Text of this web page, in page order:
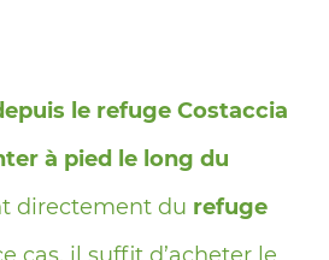
le refuge Costaccia
à pied le long du
directement du refuge